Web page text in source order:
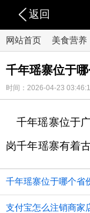
返回
网站首页 美食营养
千年瑶寨位于
时间：2026-04-23
千年瑶寨位于
岗千年瑶寨有着
千年瑶寨位于哪个省
支付宝怎么注销商家